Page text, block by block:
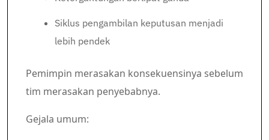
Siklus pengambilan keputusan menjadi
lebih pendek
Pemimpin merasakan konsekuensinya sebelum
tim merasakan penyebabnya.
Gejala umum: